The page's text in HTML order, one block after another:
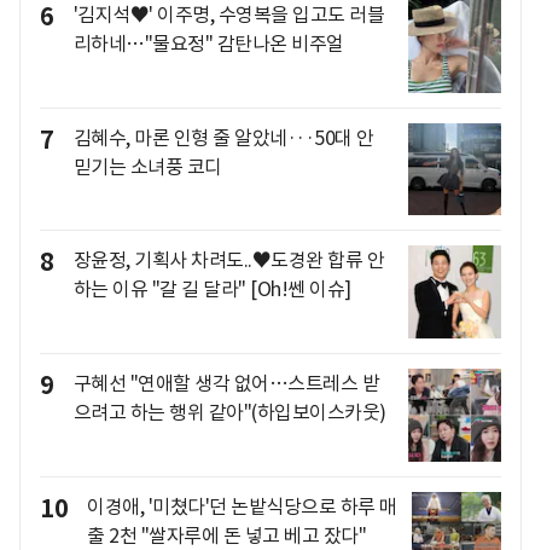
6
'김지석♥' 이주명, 수영복을 입고도 러블
리하네…"물요정" 감탄나온 비주얼
7
김혜수, 마론 인형 줄 알았네···50대 안
믿기는 소녀풍 코디
8
장윤정, 기획사 차려도..♥도경완 합류 안
하는 이유 "갈 길 달라" [Oh!쎈 이슈]
9
구혜선 "연애할 생각 없어…스트레스 받
으려고 하는 행위 같아"(하입보이스카웃)
10
이경애, '미쳤다'던 논밭식당으로 하루 매
출 2천 "쌀자루에 돈 넣고 베고 잤다"